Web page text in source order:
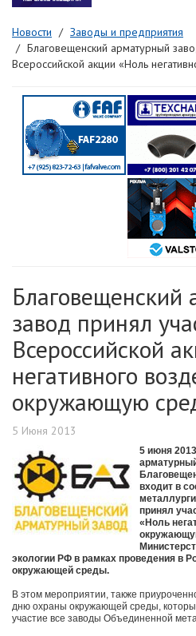
Новости
Заводы и предприятия
Благовещенский арматурный
Всероссийской акции «Ноль
Благовещенский
завод принял
Всероссийской
негативного
окружающую
5 Июня 2013
5 июня
входит в
принял
«Ноль
экологии РФ в рамках проведения в
окружающей среды.
В этом мероприятии, также
дню охраны окружающей среды,
участие все заводы Объединенной